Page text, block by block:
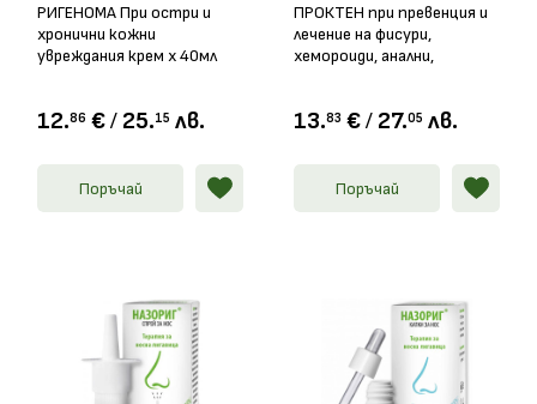
РИГЕНОМА При остри и
хронични кожни
увреждания крем х 40мл
12.86 €/ 25.15 лв.
Поръчай
ПРОКТЕН при превенция и
лечение на фисури,
хемороиди, анални,
13.83 €/ 27.05 лв.
Поръчай